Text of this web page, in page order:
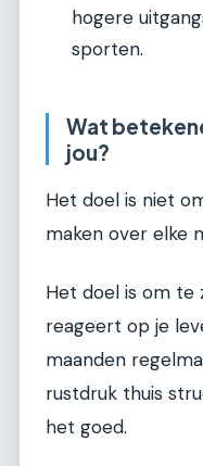
hogere
sporten.
Wat
jou?
Het doel is niet
maken over elke
Het doel is om te
reageert op je
maanden
rustdruk thuis
het goed.